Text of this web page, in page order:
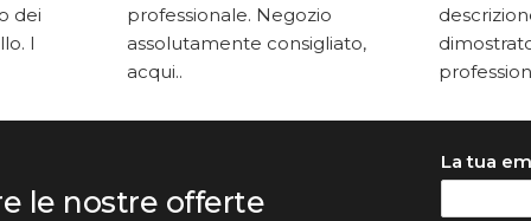
dei
I
professionale. Negozio
assolutamente consigliato,
acqui..
le nostre offerte
La tua